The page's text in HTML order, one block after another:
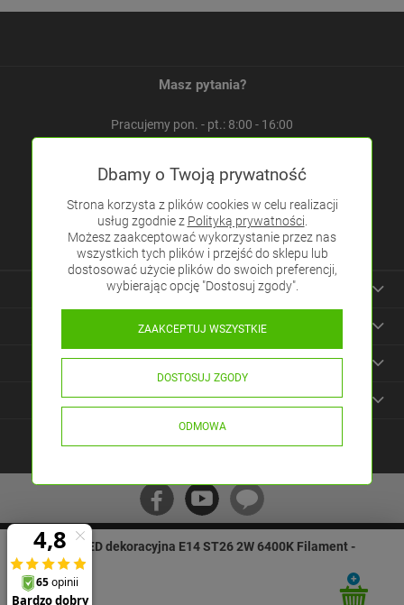
Żarówka LED dekoracyjna E14 ST26 2W 6400K Filament -
VT-1952
Masz pytania?
Pracujemy pon. - pt.: 8:00 - 16:00
32-310 Klucze, Polska
Tel.:
(32)4450984
E-mail: sklep@eled.pl
Informacje
Zakupy
Pomoc
Pozostałe
Copyright © 2010-2026 by TECH-SYSTEM - Olkusz, Kraków,
Styl graficzny i aplikacje ShopGadget.pl
Sklep internetowy Shoper
Dbamy o Twoją prywatność
Strona korzysta z plików cookies w celu realizacji
usług zgodnie z Polityką prywatności.
Możesz zaakceptować wykorzystanie przez nas
wszystkich tych plików i przejść do sklepu lub
dostosować użycie plików do swoich preferencji,
wybierając opcję "Dostosuj zgody".
ODMOWA
DOSTOSUJ ZGODY
ZAAKCEPTUJ WSZYSTKIE